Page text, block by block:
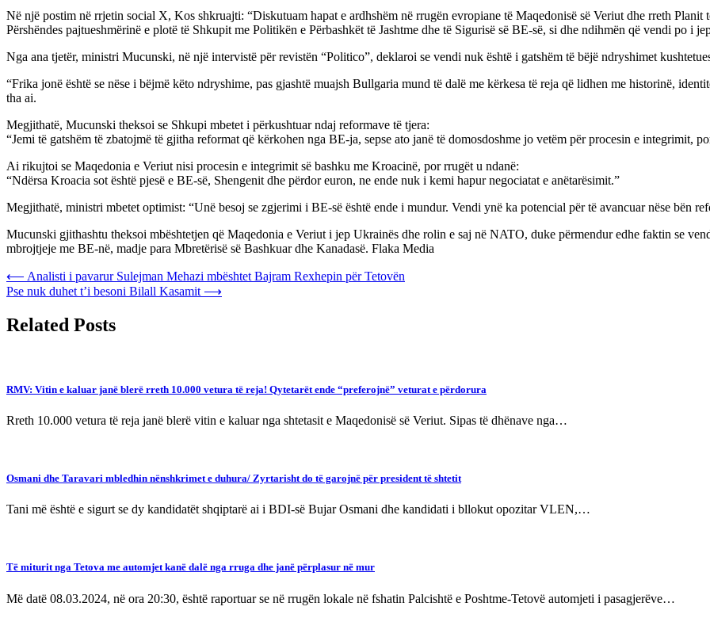
Në një postim në rrjetin social X, Kos shkruajti: “Diskutuam hapat e ardhshëm në rrugën evropiane të Maqedonisë së Veriut dhe rreth Planit
Përshëndes pajtueshmërinë e plotë të Shkupit me Politikën e Përbashkët të Jashtme dhe të Sigurisë së BE-së, si dhe ndihmën që vendi po i
Nga ana tjetër, ministri Mucunski, në një intervistë për revistën “Politico”, deklaroi se vendi nuk është i gatshëm të bëjë ndryshimet
“Frika jonë është se nëse i bëjmë këto ndryshime, pas gjashtë muajsh Bullgaria mund të dalë me kërkesa të reja që lidhen me historinë,
tha ai.
Megjithatë, Mucunski theksoi se Shkupi mbetet i përkushtuar ndaj reformave të tjera:
“Jemi të gatshëm të zbatojmë të gjitha reformat që kërkohen nga BE-ja, sepse ato janë të domosdoshme jo vetëm për procesin e integrimit,
Ai rikujtoi se Maqedonia e Veriut nisi procesin e integrimit së bashku me Kroacinë, por rrugët u ndanë:
“Ndërsa Kroacia sot është pjesë e BE-së, Shengenit dhe përdor euron, ne ende nuk i kemi hapur negociatat e anëtarësimit.”
Megjithatë, ministri mbetet optimist: “Unë besoj se zgjerimi i BE-së është ende i mundur. Vendi ynë ka potencial për të avancuar nëse bën
Mucunski gjithashtu theksoi mbështetjen që Maqedonia e Veriut i jep Ukrainës dhe rolin e saj në NATO, duke përmendur edhe faktin se
mbrojtjeje me BE-në, madje para Mbretërisë së Bashkuar dhe Kanadasë. Flaka Media
Post
navigation
⟵ Analisti i pavarur Sulejman Mehazi mbështet Bajram Rexhepin për Tetovën
Pse nuk duhet t’i besoni Bilall Kasamit ⟶
Related Posts
RMV: Vitin e kaluar janë blerë rreth 10.000 vetura të reja! Qytetarët ende “preferojnë” veturat e përdorura
Rreth 10.000 vetura të reja janë blerë vitin e kaluar nga shtetasit e Maqedonisë së Veriut. Sipas të dhënave nga…
Osmani dhe Taravari mbledhin nënshkrimet e duhura/ Zyrtarisht do të garojnë për president të shtetit
Tani më është e sigurt se dy kandidatët shqiptarë ai i BDI-së Bujar Osmani dhe kandidati i bllokut opozitar VLEN,…
Të miturit nga Tetova me automjet kanë dalë nga rruga dhe janë përplasur në mur
Më datë 08.03.2024, në ora 20:30, është raportuar se në rrugën lokale në fshatin Palcishtë e Poshtme-Tetovë automjeti i pasagjerëve…